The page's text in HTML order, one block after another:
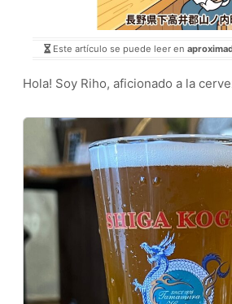
Este artículo se puede leer en
Hola! Soy Riho, aficionado a la